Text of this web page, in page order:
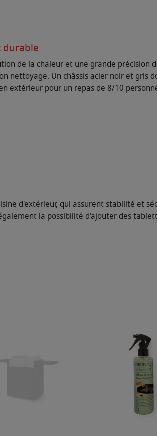
durable
de la chaleur et une grande précision
nettoyage. Un châssis acier noir et gris
extérieur pour un repas de 8/10
d'extérieur, qui assurent stabilité et
la possibilité d'ajouter des